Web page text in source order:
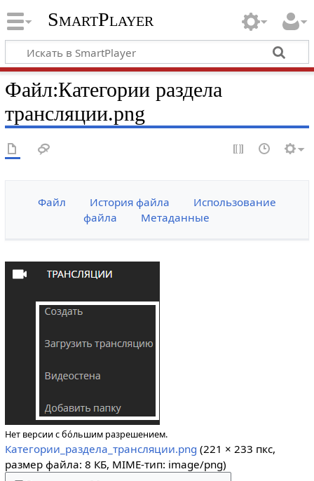
SmartPlayer
Файл:Категории раздела
трансляции.png
Файл История файла
Использование
файла
Метаданные
Нет версии с бо́льшим разрешением.
Категории_раздела_трансляции.png (221 × 233 пкс,
размер файла: 8 КБ, MIME-тип: image/png)